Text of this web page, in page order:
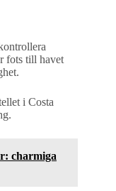
fots till havet
i Costa
charmiga